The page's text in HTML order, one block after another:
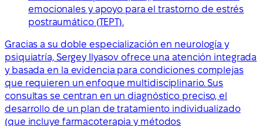
emocionales y apoyo para el trastorno de estrés
postraumático (TEPT).
Gracias a su doble especialización en neurología y
psiquiatría, Sergey Ilyasov ofrece una atención integrada
y basada en la evidencia para condiciones complejas
que requieren un enfoque multidisciplinario. Sus
consultas se centran en un diagnóstico preciso, el
desarrollo de un plan de tratamiento individualizado
(que incluye farmacoterapia y métodos